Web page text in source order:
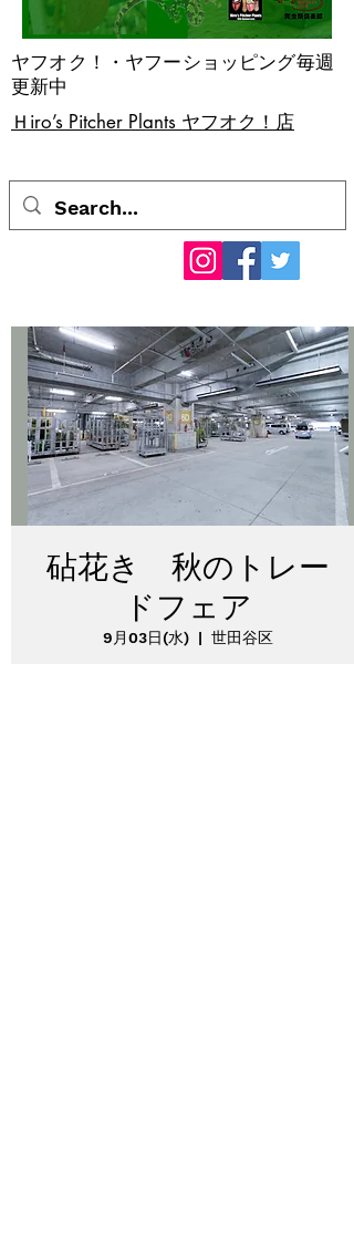
​Ｈiro’s Pitcher Plants ヤフオク！店
ヤフオク！・ヤフーショッピング毎週
更新中
砧花き 秋のトレー
ドフェア
9月03日(水)
  |
世田谷区